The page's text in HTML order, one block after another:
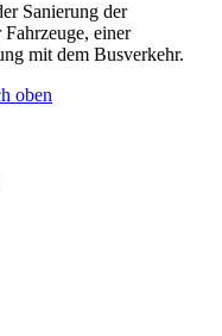
Sanierung der
einer
mit dem Busverkehr.
oben